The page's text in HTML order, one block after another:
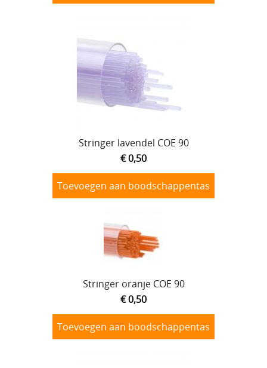
Stringer lavendel COE 90
€ 0,50
Toevoegen aan boodschappentas
Stringer oranje COE 90
€ 0,50
Toevoegen aan boodschappentas